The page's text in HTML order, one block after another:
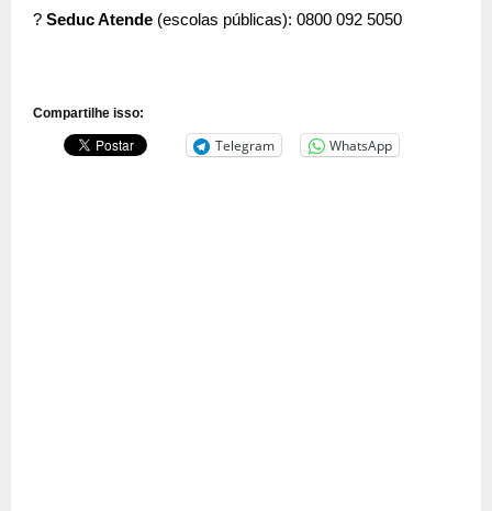
? Seduc Atende (escolas públicas): 0800 092 5050
Compartilhe isso:
Telegram WhatsApp